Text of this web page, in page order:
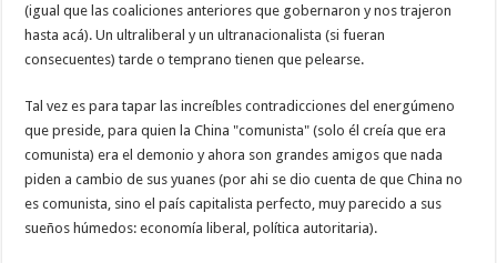
(igual que las coaliciones anteriores que gobernaron y nos trajeron
hasta acá). Un ultraliberal y un ultranacionalista(si fueran
consecuentes)tarde o temprano tienen que pelearse.
Tal vez es para tapar las increíbles contradicciones del energúmeno
que preside, para quien la China "comunista" (solo él creía que era
comunista) era el demonio y ahora son grandes amigos que nada
piden a cambio de sus yuanes (por ahi se dio cuenta de que China no
es comunista, sino el país capitalista perfecto, muy parecido a sus
sueños húmedos: economía liberal, política autoritaria).